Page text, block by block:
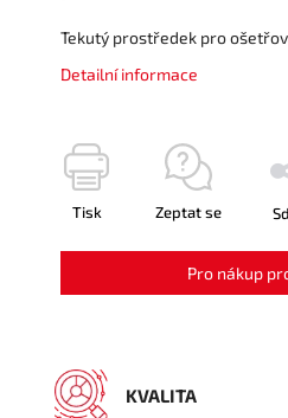
Tekutý prostředek pro
Detailní informace
Tisk Zeptat se
KVALITA